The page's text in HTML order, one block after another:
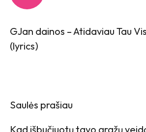
GJan dainos – Atidaviau Tau
(lyrics)
Saulės prašiau
Kad išbučiuotų tavo gražų